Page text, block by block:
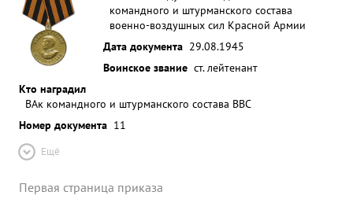
командного и штурманского состава
военно-воздушных сил Красной Армии
Дата документа 29.08.1945
Воинское звание ст. лейтенант
Кто наградил
ВАк командного и штурманского состава ВВС
Номер документа 11
Ещё
Первая страница приказа